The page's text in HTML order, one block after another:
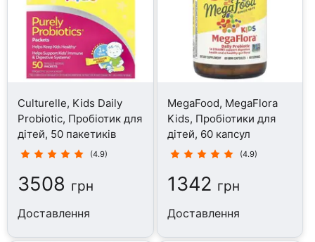
Culturelle, Kids Daily
Probiotic, Пробіотик для
дітей, 50 пакетиків
(4.9)
3508 грн
Доставлення
MegaFood, MegaFlora
Kids, Пробіотики для
дітей, 60 капсул
(4.9)
1342 грн
Доставлення